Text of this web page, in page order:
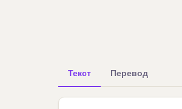
Текст Перевод